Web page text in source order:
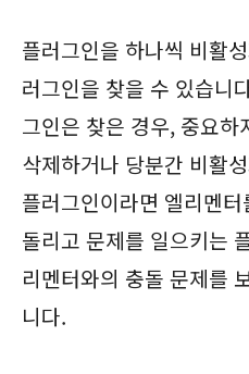
플러그인을 하나씩 비활
러그인을 찾을 수 있습니
그인은 찾은 경우, 중요하
삭제하거나 당분간 비활
플러그인이라면 엘리멘
돌리고 문제를 일으키는
리멘터와의 충돌 문제를
니다.